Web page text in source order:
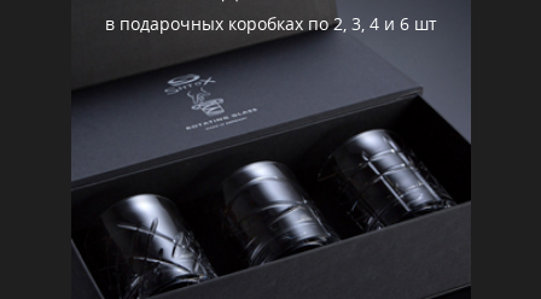
в подарочных коробках по 2, 3, 4 и 6 шт